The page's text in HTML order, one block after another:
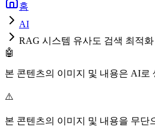
홈
AI
RAG 시스템 유사도 검색 최적
🤖
본 콘텐츠의 이미지 및 내용은 AI로
⚠️
본 콘텐츠의 이미지 및 내용을 무단